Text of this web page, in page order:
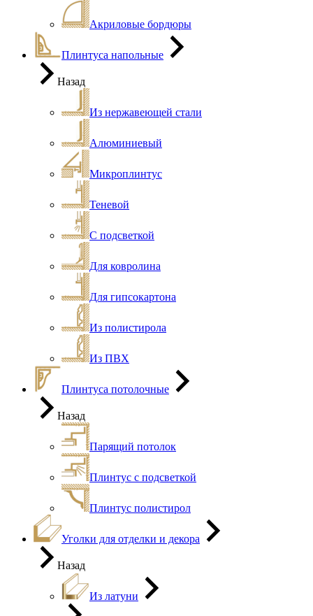
Акриловые бордюры
Плинтуса напольные
Назад
Из нержавеющей стали
Алюминиевый
Микроплинтус
Теневой
С подсветкой
Для ковролина
Для гипсокартона
Из полистирола
Из ПВХ
Плинтуса потолочные
Назад
Парящий потолок
Плинтус с подсветкой
Плинтус полистирол
Уголки для отделки и декора
Назад
Из латуни